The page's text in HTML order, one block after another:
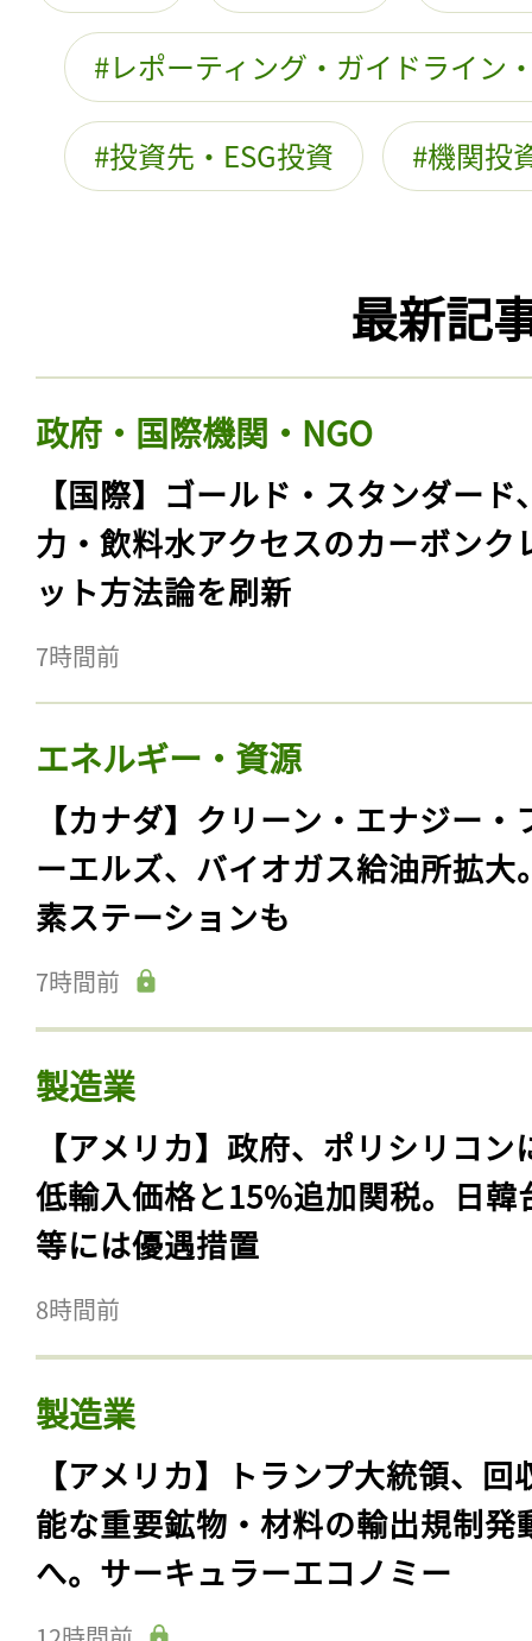
レポーティング・ガイドライン
投資先・ESG投資 機関投
最新記
政府・国際機関・NGO
【国際】ゴールド・スタンダード
力・飲料水アクセスのカーボンク
ット方法論を刷新
7時間前
エネルギー・資源
【カナダ】クリーン・エナジー・
ーエルズ、バイオガス給油所拡大
素ステーションも
7時間前
製造業
【アメリカ】政府、ポリシリコン
低輸入価格と15%追加関税。日韓
等には優遇措置
8時間前
製造業
【アメリカ】トランプ大統領、回
能な重要鉱物・材料の輸出規制発
へ。サーキュラーエコノミー